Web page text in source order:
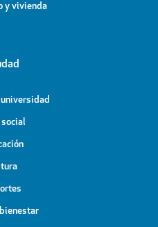
y vivienda